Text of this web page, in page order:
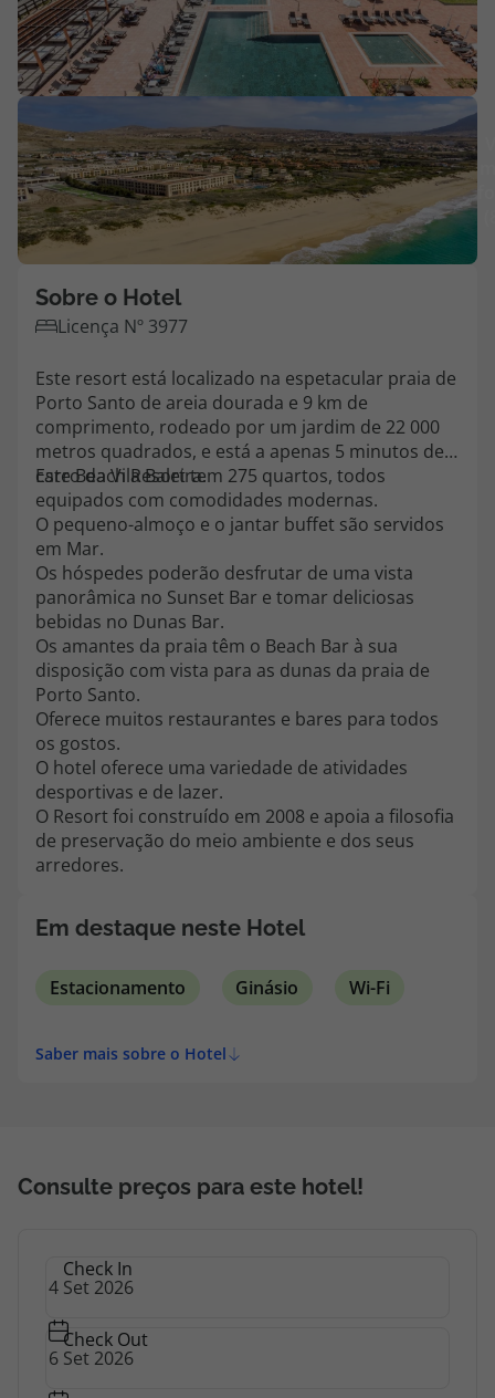
Agências
Contactos
Apoio ao cliente em Portugal
218 925 471
Custo de uma chamada para a rede fixa nacional.
Apoio ao cliente no Estrangeiro
218 925 471
A sua agência de viagens Top Atlântico tem a preocupação de estar
sempre mais perto de si, para maior comodidade e total facilidade
na marcação das suas viagens, tem ainda ao seu dispor o nosso call
center a funcionar todos os dias úteis das 10:00 às 20:00 e Sábado
das 10:00 às 14:00.
topatlantico@topatlantico.com
Sobre o Hotel
Licença Nº 3977
Este resort está localizado na espetacular praia de
Porto Santo de areia dourada e 9 km de
comprimento, rodeado por um jardim de 22 000
metros quadrados, e está a apenas 5 minutos de
carro da Vila Baleira.
Este Beach Resort tem 275 quartos, todos
equipados com comodidades modernas.
O pequeno-almoço e o jantar buffet são servidos
em Mar.
Os hóspedes poderão desfrutar de uma vista
panorâmica no Sunset Bar e tomar deliciosas
bebidas no Dunas Bar.
Os amantes da praia têm o Beach Bar à sua
disposição com vista para as dunas da praia de
Porto Santo.
Oferece muitos restaurantes e bares para todos
os gostos.
O hotel oferece uma variedade de atividades
desportivas e de lazer.
O Resort foi construído em 2008 e apoia a filosofia
de preservação do meio ambiente e dos seus
arredores.
Em destaque neste Hotel
Estacionamento Ginásio Wi-Fi
Saber mais sobre o Hotel
Consulte preços para este hotel!
Check In
Check Out